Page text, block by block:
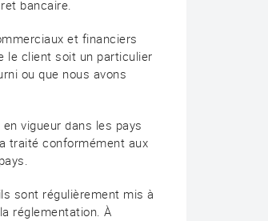
bancaire.
et financiers
le client soit un particulier
ou que nous avons
vigueur dans les pays
traité conformément aux
sont régulièrement mis à
réglementation. À